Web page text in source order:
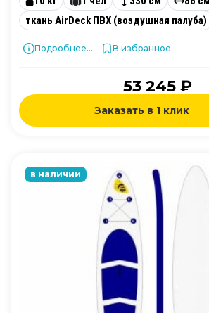
ткань AirDeck ПВХ (воздушная палуба)
Подробнее... В избранное
53 245 ₽
Заказать в 1 клик
в наличии